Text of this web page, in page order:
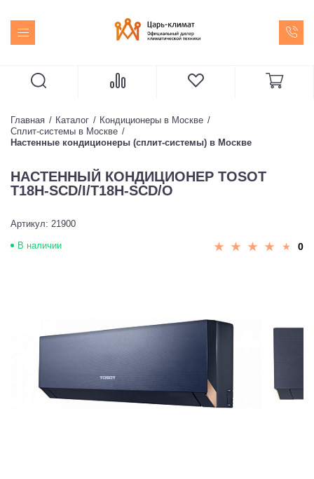
Главная Каталог
Кондиционеры в Москве
Сплит-системы в Москве
Настенные кондиционеры (сплит-системы) в Москве
НАСТЕННЫЙ КОНДИЦИОНЕР TOSOT
T18H-SCD/I/T18H-SCD/O
Артикул: 21900
В наличии 0